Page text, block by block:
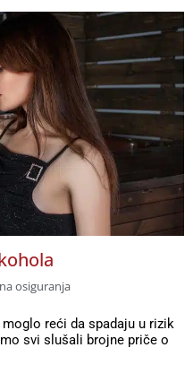
osiguranja
reći da spadaju u rizik
svi slušali brojne priče o